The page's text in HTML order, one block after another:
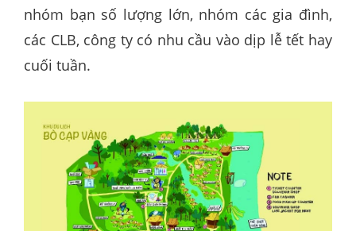
nhóm bạn số lượng lớn, nhóm các gia đình,
các CLB, công ty có nhu cầu vào dịp lễ tết hay
cuối tuần.